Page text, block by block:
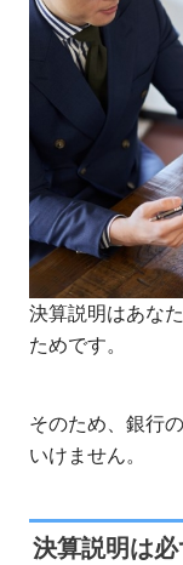
決算説明はあな
ためです。
そのため、銀行
いけません。
決算説明は